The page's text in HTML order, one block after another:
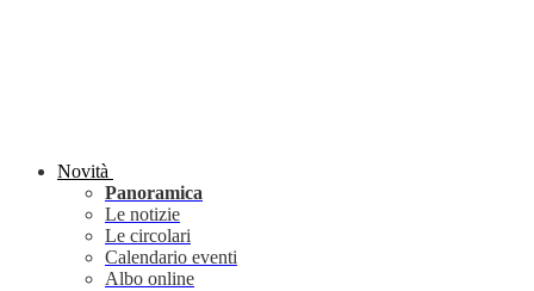
Novità
Panoramica
Le notizie
Le circolari
Calendario eventi
Albo online